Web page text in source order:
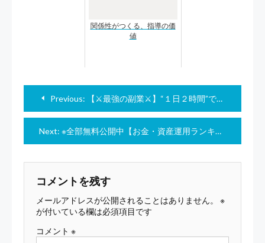
関係性がつくる、指導の価
値
投
ナ
ビ
ゲ
ョ
ン
Previous: 【⚔最強の副業⚔】“１日２時間”で月収７０万を達成した、ライブ配信完全攻略術
Next: ※全部無料公開中【お金・資産運用ランキング１位！】完全初心者向け！月１万円稼ぐ副業１０選
コメントを残す
メールアドレスが公開されることはありません。
※
が付いている欄は必須項目です
コメント ※